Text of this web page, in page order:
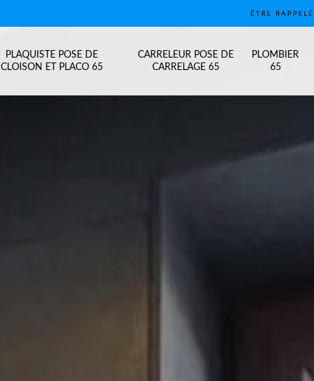
ÊTRE RAPPELÉ
PLAQUISTE POSE DE
CLOISON ET PLACO 65
CARRELEUR POSE DE
CARRELAGE 65
PLOMBIER
65